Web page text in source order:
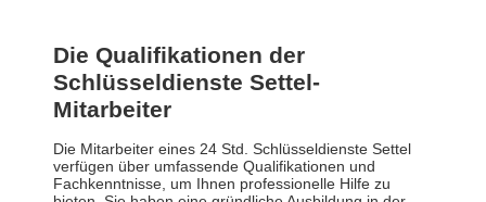
Die Qualifikationen der
Schlüsseldienste Settel-
Mitarbeiter
Die Mitarbeiter eines 24 Std. Schlüsseldienste Settel
verfügen über umfassende Qualifikationen und
Fachkenntnisse, um Ihnen professionelle Hilfe zu